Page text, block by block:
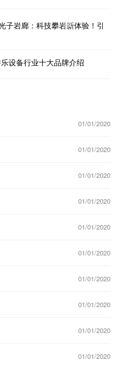
接
子岩廊：科技攀岩新体验！引
设备行业十大品牌介绍
01/01/2020
01/01/2020
01/01/2020
01/01/2020
01/01/2020
01/01/2020
01/01/2020
01/01/2020
01/01/2020
01/01/2020